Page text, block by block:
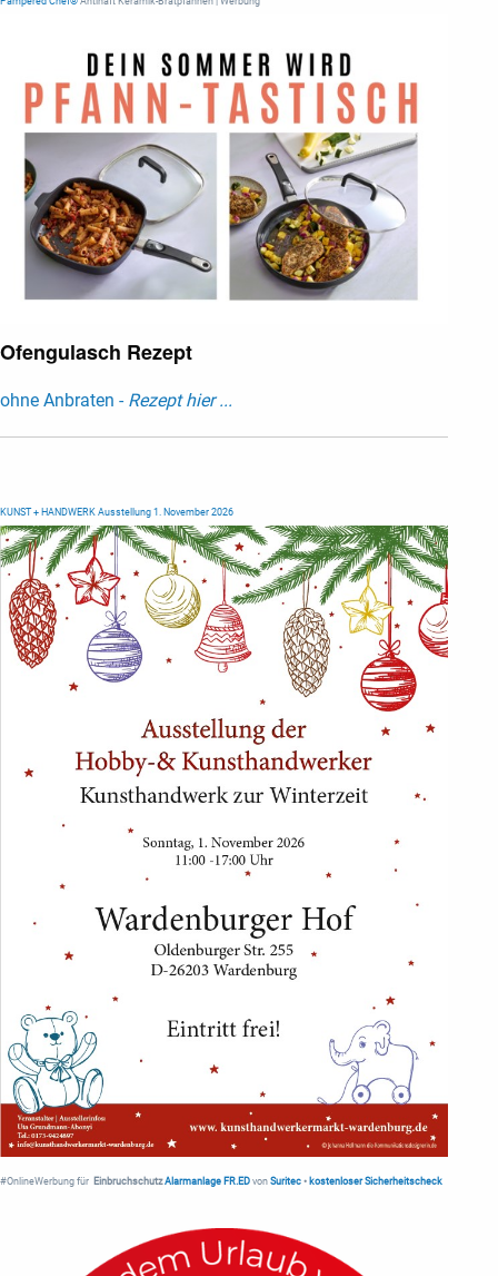
Ofengulasch Rezept
ohne Anbraten - Rezept hier ...
KUNST + HANDWERK Ausstellung 1. November 2026
#OnlineWerbung für Einbruchschutz Alarmanlage FR.ED von Suritec • kostenloser Sicherheitscheck